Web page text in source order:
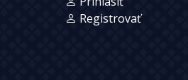
Registrovať